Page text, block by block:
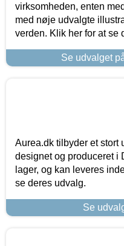
virksomheden, enten
med nøje udvalgte
verden. Klik her for at se
Se udvalget
Aurea.dk tilbyder et stort
designet og produceret i
lager, og kan leveres
se deres udvalg.
Se